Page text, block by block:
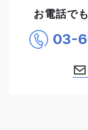
お電話で
03-